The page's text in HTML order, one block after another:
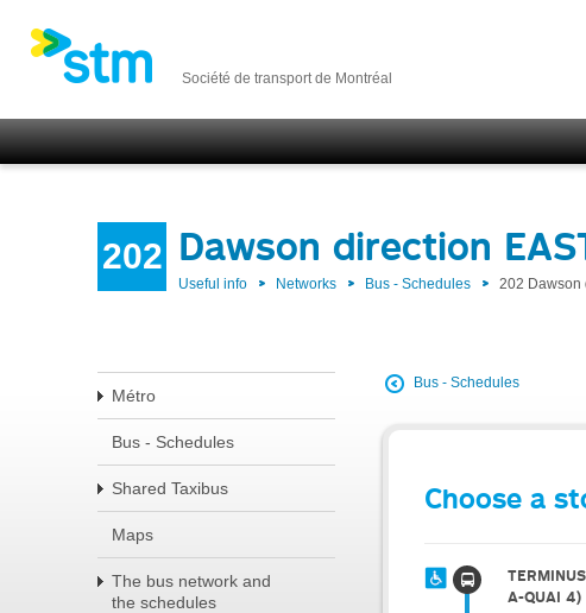
Société de transport de Montréal
202 Dawson direction
Useful info Networks Bus - Schedules 202 Dawson
Métro
Bus - Schedules
Shared Taxibus
Maps
The bus network and
the schedules
Bus - Schedules
Choose a
A-QUAI 4)